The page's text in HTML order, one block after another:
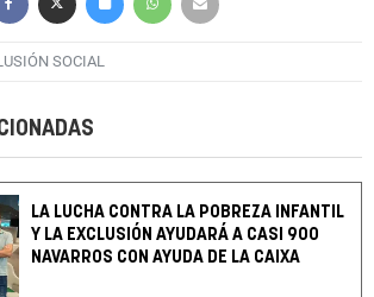
SOCIAL
LA LUCHA CONTRA LA POBREZA INFANTIL
Y LA EXCLUSIÓN AYUDARÁ A CASI 900
NAVARROS CON AYUDA DE LA CAIXA